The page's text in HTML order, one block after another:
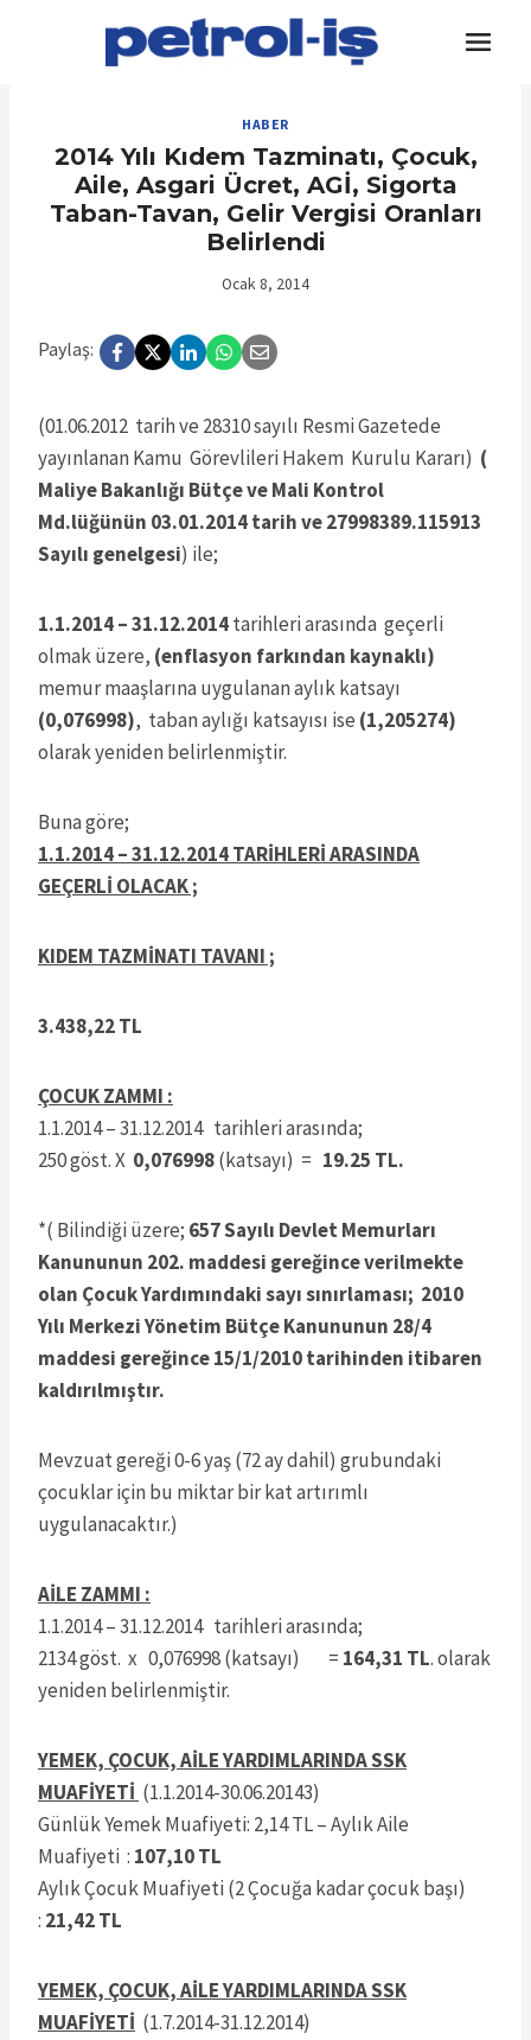
HABER
2014 Yılı Kıdem Tazminatı, Çocuk,
Aile, Asgari Ücret, AGİ, Sigorta
Taban-Tavan, Gelir Vergisi Oranları
Belirlendi
Ocak 8, 2014
Paylaş:
(01.06.2012 tarih ve 28310 sayılı Resmi Gazetede
yayınlanan Kamu Görevlileri Hakem Kurulu Kararı) (
Maliye Bakanlığı Bütçe ve Mali Kontrol
Md.lüğünün 03.01.2014 tarih ve 27998389.115913
Sayılı genelgesi) ile;
1.1.2014 – 31.12.2014tarihleri arasında geçerli
olmak üzere, (enflasyon farkından kaynaklı)
memur maaşlarına uygulanan aylık katsayı
(0,076998), taban aylığı katsayısı ise (1,205274)
olarak yeniden belirlenmiştir.
Buna göre;
1.1.2014 – 31.12.2014 TARİHLERİ ARASINDA
GEÇERLİ OLACAK ;
KIDEM TAZMİNATI TAVANI ;
3.438,22 TL
ÇOCUK ZAMMI :
1.1.2014 – 31.12.2014 tarihleri arasında;
250 göst. X 0,076998(katsayı) = 19.25 TL.
*( Bilindiği üzere; 657 Sayılı Devlet Memurları
Kanununun 202. maddesi gereğince verilmekte
olan Çocuk Yardımındaki sayı sınırlaması; 2010
Yılı Merkezi Yönetim Bütçe Kanununun 28/4
maddesi gereğince 15/1/2010 tarihinden itibaren
kaldırılmıştır.
Mevzuat gereği 0-6 yaş (72 ay dahil) grubundaki
çocuklar için bu miktar bir kat artırımlı
uygulanacaktır.)
AİLE ZAMMI :
1.1.2014 – 31.12.2014 tarihleri arasında;
2134 göst. x 0,076998 (katsayı) = 164,31 TL. olarak
yeniden belirlenmiştir.
YEMEK, ÇOCUK, AİLE YARDIMLARINDA SSK
MUAFİYETİ (1.1.2014-30.06.20143)
Günlük Yemek Muafiyeti: 2,14 TL – Aylık Aile
Muafiyeti : 107,10 TL
Aylık Çocuk Muafiyeti (2 Çocuğa kadar çocuk başı)
: 21,42 TL
YEMEK, ÇOCUK, AİLE YARDIMLARINDA SSK
MUAFİYETİ (1.7.2014-31.12.2014)